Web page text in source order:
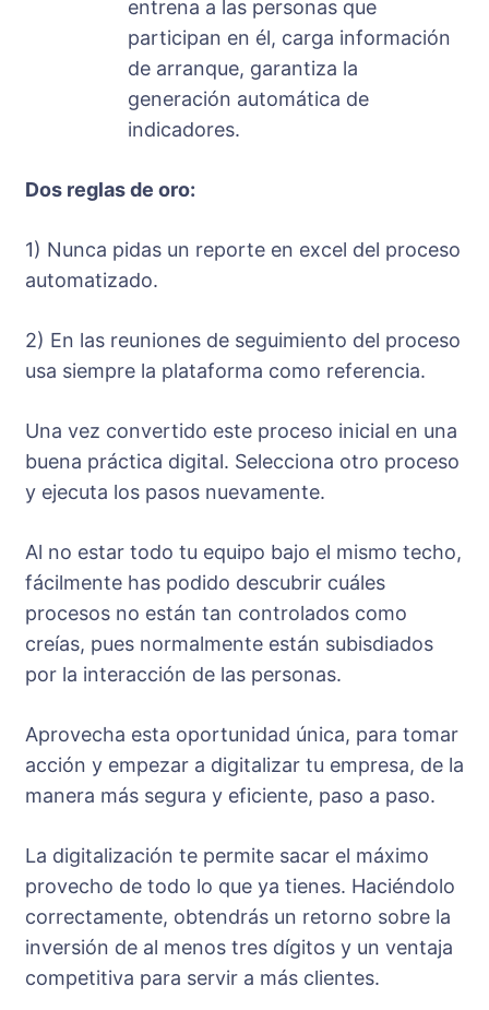
entrena a las personas que
participan en él, carga información
de arranque, garantiza la
generación automática de
indicadores.
Dos reglas de oro:
1) Nunca pidas un reporte en excel del proceso
automatizado.
2) En las reuniones de seguimiento del proceso
usa siempre la plataforma como referencia.
Una vez convertido este proceso inicial en una
buena práctica digital. Selecciona otro proceso
y ejecuta los pasos nuevamente.
Al no estar todo tu equipo bajo el mismo techo,
fácilmente has podido descubrir cuáles
procesos no están tan controlados como
creías, pues normalmente están subisdiados
por la interacción de las personas.
Aprovecha esta oportunidad única, para tomar
acción y empezar a digitalizar tu empresa, de la
manera más segura y eficiente, paso a paso.
La digitalización te permite sacar el máximo
provecho de todo lo que ya tienes. Haciéndolo
correctamente, obtendrás un retorno sobre la
inversión de al menos tres dígitos y un ventaja
competitiva para servir a más clientes.